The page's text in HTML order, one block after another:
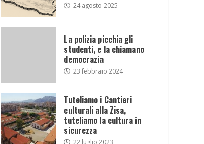
24 agosto 2025
La polizia picchia gli
studenti, e la chiamano
democrazia
23 febbraio 2024
Tuteliamo i Cantieri
culturali alla Zisa,
tuteliamo la cultura in
sicurezza
22 luglio 2023